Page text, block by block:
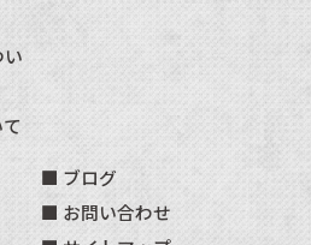
ブログ
お問い合わせ